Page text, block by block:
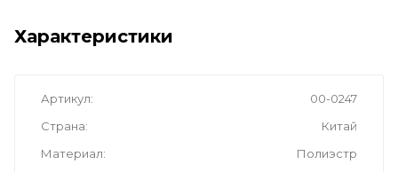
Характеристики
Артикул
00-0247
Страна
Китай
Материал
Полиэстр